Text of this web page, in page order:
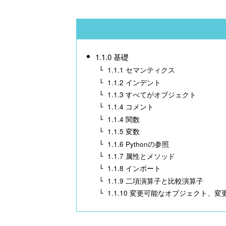
1.1.0 基礎
1.1.1 セマンティクス
1.1.2 インデント
1.1.3 すべてがオブジェクト
1.1.4 コメント
1.1.4 関数
1.1.5 変数
1.1.6 Pythonの参照
1.1.7 属性とメソッド
1.1.8 インポート
1.1.9 二項演算子と比較演算子
1.1.10 変更可能なオブジェクト、変